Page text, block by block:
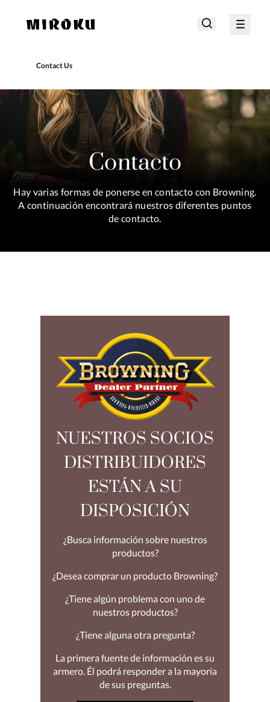
Contact Us
Contacto
Hay varias formas de ponerse en contacto con Browning.
A continuación encontrará nuestros diferentes puntos
de contacto.
NUESTROS SOCIOS
DISTRIBUIDORES
ESTÁN A SU
DISPOSICIÓN
¿Busca información sobre nuestros
productos?
¿Desea comprar un producto Browning?
¿Tiene algún problema con uno de
nuestros productos?
¿Tiene alguna otra pregunta?
La primera fuente de información es su
armero. Él podrá responder a la mayoría
de sus preguntas.